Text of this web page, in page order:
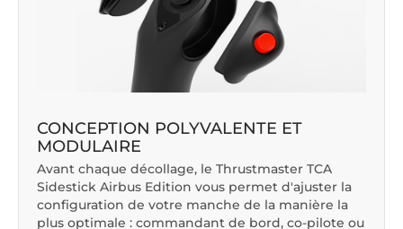
CONCEPTION POLYVALENTE ET
MODULAIRE
Avant chaque décollage, le Thrustmaster TCA
Sidestick Airbus Edition vous permet d'ajuster la
configuration de votre manche de la manière la
plus optimale : commandant de bord, co-pilote ou